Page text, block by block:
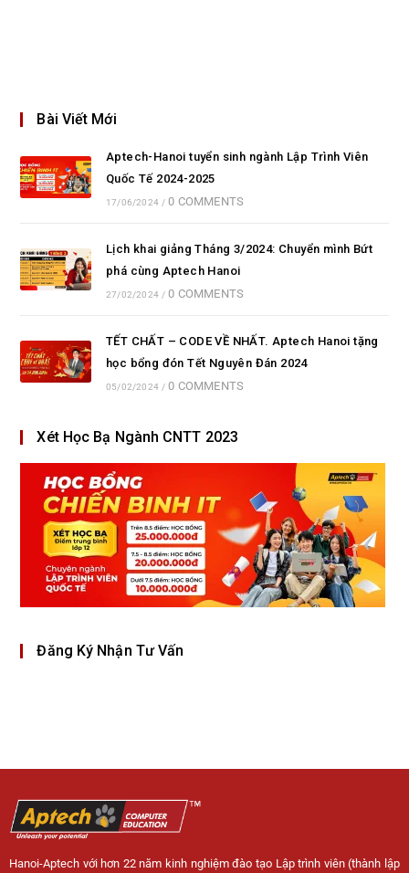
Bài Viết Mới
Aptech-Hanoi tuyển sinh ngành Lập Trình Viên
Quốc Tế 2024-2025
17/06/2024 / 0 COMMENTS
Lịch khai giảng Tháng 3/2024: Chuyển mình Bứt
phá cùng Aptech Hanoi
27/02/2024 / 0 COMMENTS
TẾT CHẤT – CODE VỀ NHẤT. Aptech Hanoi tặng
học bổng đón Tết Nguyên Đán 2024
05/02/2024 / 0 COMMENTS
Xét Học Bạ Ngành CNTT 2023
Đăng Ký Nhận Tư Vấn
Hanoi-Aptech với hơn 22 năm kinh nghiệm đào tạo Lập trình viên (thành lập